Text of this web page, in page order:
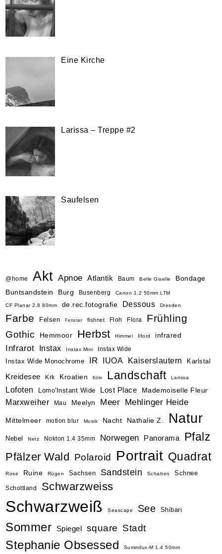
Eine Kirche
Larissa – Treppe #2
Saufelsen
@home Akt Apnoe Atlantik Baum Belle Giselle Bondage
Buntsandstein Burg Busenberg Canon 1.2 50mm LTM
CF Planar 2.8 80mm de.rec.fotografie Dessous Dresden
Farbe Felsen Fenster fishnet Floh Flora Frühling
Gothic Hemmoor Herbst Himmel Ilford infrared
Infrarot Instax Instax Mini Instax Wide
Instax Wide Monochrome IR IUOA Kaiserslautern Karlstal
Kreidesee Krk Kroatien Köln Landschaft Larissa
Lofoten Lomo'Instant Wide Lost Place Mademoiselle Fleur
Marxweiher Mau Meelyn Meer Mehlinger Heide
Mittelmeer motion blur Musik Nacht Nathalie Z. Natur
Nebel Netz Nokton 1.4 35mm Norwegen Panorama Pfalz
Pfälzer Wald Polaroid Portrait Quadrat
Rose Ruine Rügen Sachsen Sandstein Schatten Schnee
Schottland Schwarzweiss
Schwarzweiß Seascape See Shibari
Sommer Spiegel square Stadt
Stephanie Obsessed Summilux-M 1.4 50mm